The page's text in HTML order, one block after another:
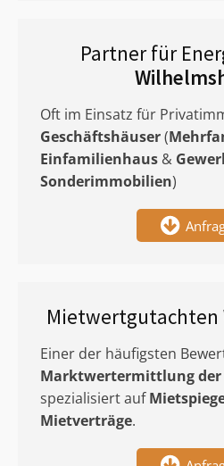
Partner für
Oft im Einsatz für
Geschäftshäuser(
Einfamilienhaus &
Sonderimmobilien)
Mietwertgutachten
Einer der häufigsten
Marktwertermittlung
spezialisiert auf
Mietverträge.